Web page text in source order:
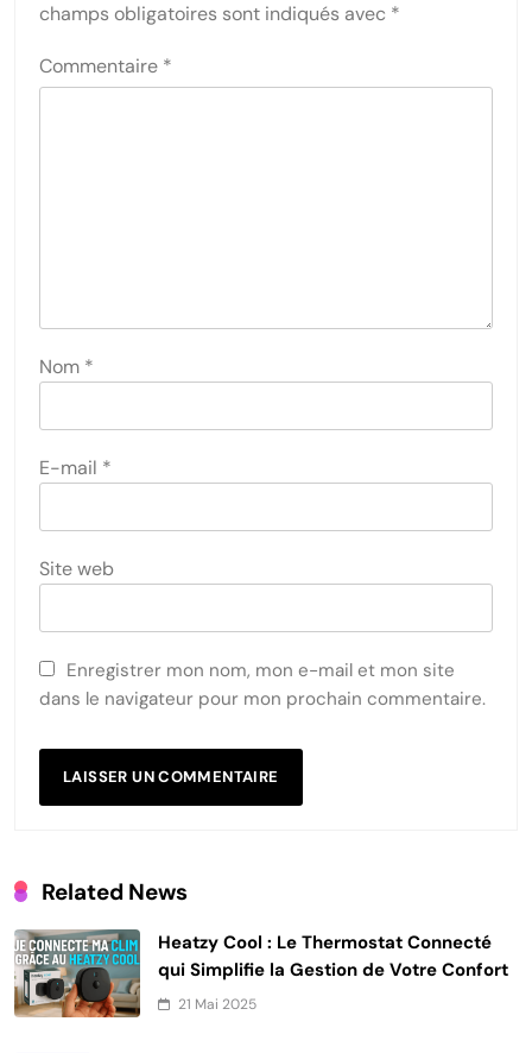
champs obligatoires sont indiqués avec *
Commentaire *
Nom *
E-mail *
Site web
Enregistrer mon nom, mon e-mail et mon site
dans le navigateur pour mon prochain commentaire.
Related News
Heatzy Cool : Le Thermostat Connecté
qui Simplifie la Gestion de Votre Confort
21 Mai 2025